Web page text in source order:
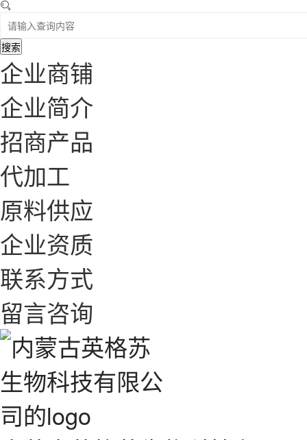
搜索
企业商铺
企业简介
招商产品
代加工
原料供应
企业资质
联系方式
留言咨询